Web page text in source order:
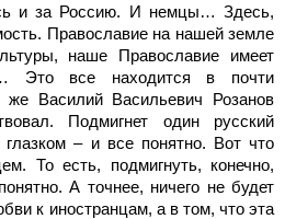
и за Россию. И немцы… Здесь,
Православие на нашей земле
наше Православие имеет
Это все находится в почти
же Василий Васильевич Розанов
Подмигнет один русский
– и все понятно. Вот что
То есть, подмигнуть, конечно,
А точнее, ничего не будет
к иностранцам, а в том, что эта